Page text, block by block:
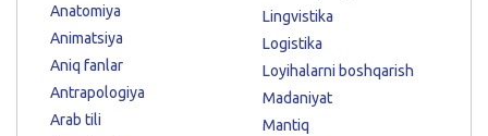
Anatomiya
Animatsiya
Aniq fanlar
Antrapologiya
Arab tili
Lingvistika
Logistika
Loyihalarni boshqarish
Madaniyat
Mantiq